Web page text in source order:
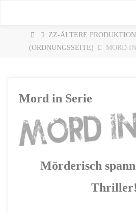
START
ZZ-ÄLTERE
(ORDNUNGSSEITE)
MORD
Mord in Serie
Mörderisch
Thriller!